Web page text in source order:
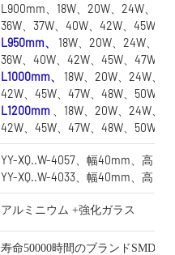
L900mm、18W、20W、24W、
36W、37W、40W、42W、45W
L950mm、 18W、20W、24W、
36W、40W、42W、45W、47W
L1000mm、 18W、20W、24W、
42W、45W、47W、48W、50W
L1200mm
、18W、20W、24W、
42W、45W、47W、48W、50W
YY-XQ..W-4057、幅40mm、高さ
YY-XQ..W-4033、幅40mm、高さ
アルミニウム +強化ガラス
寿命50000時間のブランドSMD